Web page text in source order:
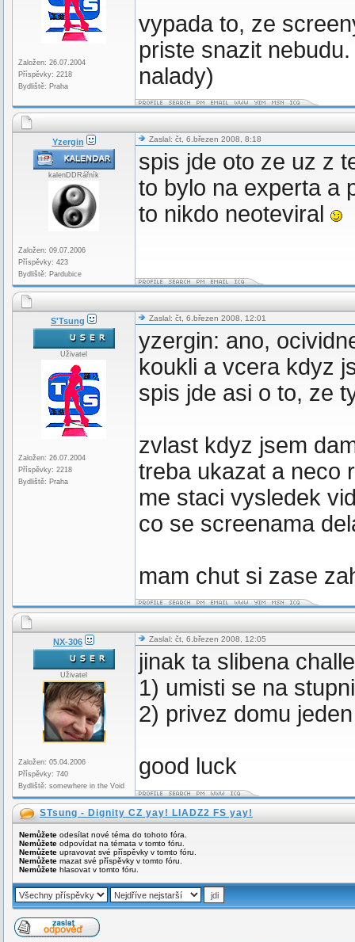
Založen: 26.07.2004
Příspěvky: 2218
Bydliště: Praha
vypada to, ze
priste snazit
nalady)
Yzergin
kalenDDRářník
Založen: 09.07.2006
Příspěvky: 423
Bydliště: Pardubice
Zaslal: čt, 6.březen 2008, 8:18
spis jde oto ze uz z
to bylo na experta a
to nikdo neoteviral
S'Tsung
Uživatel
Založen: 26.07.2004
Příspěvky: 2218
Bydliště: Praha
Zaslal: čt, 6.březen 2008, 12:01
yzergin: ano,
koukli a vcera kdyz
spis jde asi o to, ze
zvlast kdyz jsem
treba ukazat a neco
me staci vysledek
co se screenama
mam chut si zase
NX-306
Uživatel
Založen: 05.04.2006
Příspěvky: 740
Bydliště: somewhere in the Void
Zaslal: čt, 6.březen 2008, 12:05
jinak ta slibena
1) umisti se na
2) privez domu
good luck
STsung - Dignity CZ yay! LIADZ2 FS yay!
Nemůžete odesílat nové téma do tohoto fóra.
Nemůžete odpovídat na témata v tomto fóru.
Nemůžete upravovat své příspěvky v tomto fóru.
Nemůžete mazat své příspěvky v tomto fóru.
Nemůžete hlasovat v tomto fóru.